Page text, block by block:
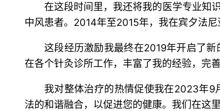
在这段时间里，我还将我的医学专业知
中风患者。2014年至2015年，我在宾夕法
这段经历激励我最终在2019年开启了
在各个针灸诊所工作，丰富了我的经验，完
我对整体治疗的热情促使我在2023年9
法的和谐融合，以促进您的健康。我们在这